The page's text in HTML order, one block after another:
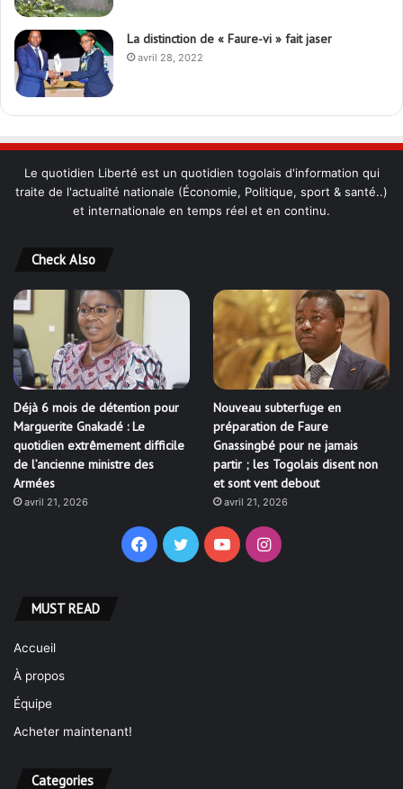
La distinction de « Faure-vi » fait jaser
avril 28, 2022
Le quotidien Liberté est un quotidien togolais d'information qui
traite de l'actualité nationale (Économie, Politique, sport & santé..)
et internationale en temps réel et en continu.
Check Also
Déjà 6 mois de détention pour
Marguerite Gnakadé : Le
quotidien extrêmement difficile
de l’ancienne ministre des
Armées
avril 21, 2026
Nouveau subterfuge en
préparation de Faure
Gnassingbé pour ne jamais
partir ; les Togolais disent non
et sont vent debout
avril 21, 2026
Facebook
TwitterYouTubeInstagram
MUST READ
Accueil
À propos
Équipe
Acheter maintenant!
Categories